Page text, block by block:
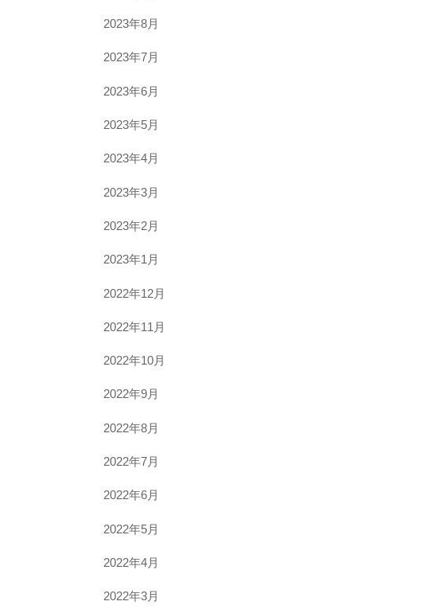
2023年8月
2023年7月
2023年6月
2023年5月
2023年4月
2023年3月
2023年2月
2023年1月
2022年12月
2022年11月
2022年10月
2022年9月
2022年8月
2022年7月
2022年6月
2022年5月
2022年4月
2022年3月